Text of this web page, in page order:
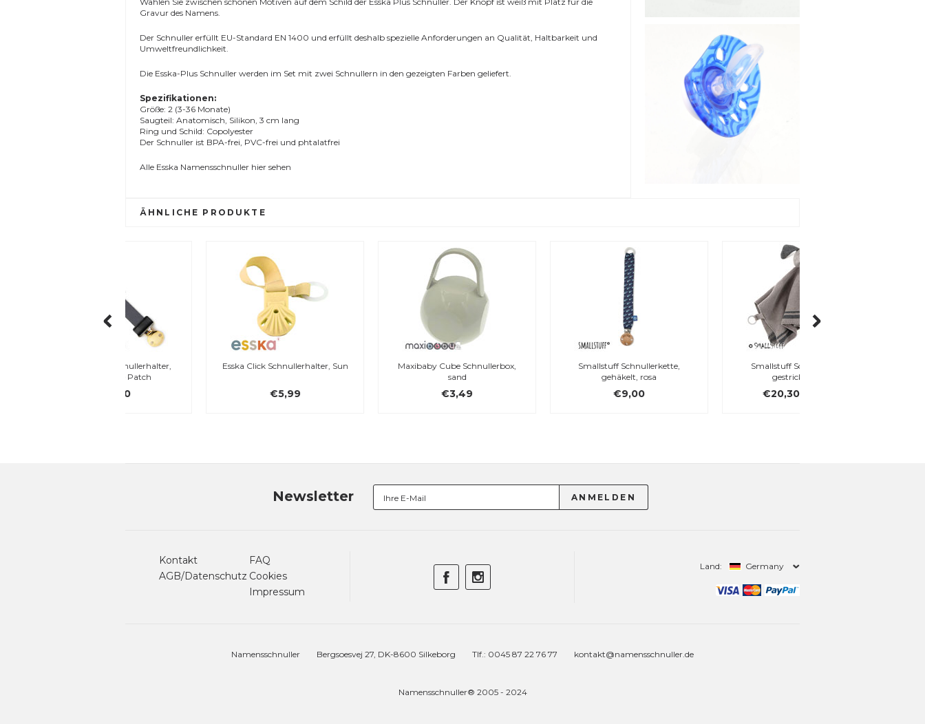
Gravur des Namens.
Der Schnuller erfüllt EU-Standard EN 1400 und erfüllt deshalb spezielle Anforderungen an Qualität, Haltbarkeit und
Umweltfreundlichkeit.
Die Esska-Plus Schnuller werden im Set mit zwei Schnullern in den gezeigten Farben geliefert.
Spezifikationen:
Größe: 2 (3-36 Monate)
Saugteil: Anatomisch, Silikon, 3 cm lang
Ring und Schild: Copolyester
Der Schnuller ist BPA-frei, PVC-frei und phtalatfrei
Alle Esska Namensschnuller hier sehen
ÄHNLICHE PRODUKTE
Esska Click Schnullerhalter, Sun
Maxibaby Cube Schnullerbox,
Smallstuff Schnullerkette,
Smallstuff Schnuffeltuch,
Newsletter
Kontakt
AGB/Datenschutz
FAQ
Cookies
Impressum
Land: Germany
Namensschnuller Bergsoesvej 27, DK-8600 Silkeborg Tlf.: 0045 87 22 76 77 kontakt@namensschnuller.de
Namensschnuller® 2005 - 2024